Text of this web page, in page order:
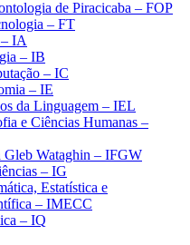
de Piracicaba – FOP
– FT
IA
– IB
– IC
– IE
da Linguagem – IEL
e Ciências Humanas –
Gleb Wataghin – IFGW
– IG
Estatística e
– IMECC
– IQ